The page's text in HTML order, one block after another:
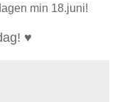
min 18.juni!
♥